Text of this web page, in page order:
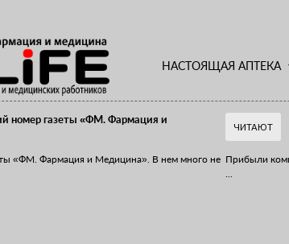
НАСТОЯЩАЯ АПТЕКА
номер газеты «ФМ. Фармация и
«ФМ. Фармация и Медицина». В нем много не
ЧИТАЮТ
Прибыли